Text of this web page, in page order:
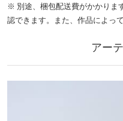
※ 別途、梱包配送費がかかりま
認できます。また、作品によっ
アー